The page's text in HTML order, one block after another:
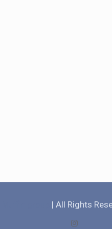
| All Rights